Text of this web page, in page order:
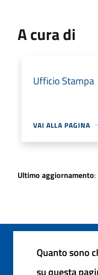
A cura di
Ufficio Stampa
VAI ALLA PAGINA
Ultimo aggiornamento
Quanto sono
su questa